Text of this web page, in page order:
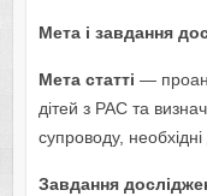
Мета і завдання
Мета статті —
дітей з РАС та
супроводу,
Завдання